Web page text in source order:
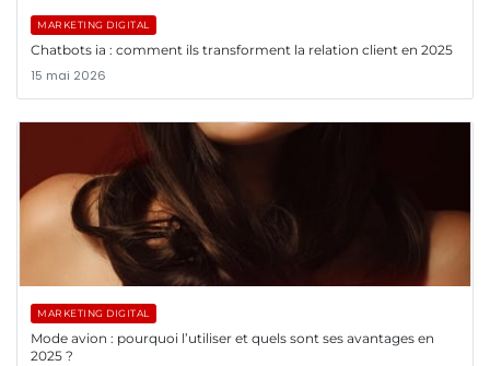
MARKETING DIGITAL
Chatbots ia : comment ils transforment la relation client en 2025
15 mai 2026
MARKETING DIGITAL
Mode avion : pourquoi l’utiliser et quels sont ses avantages en
2025 ?